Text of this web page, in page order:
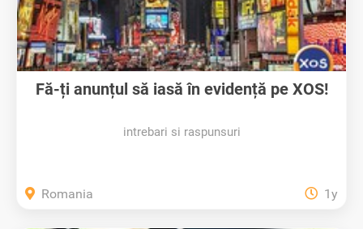
Fă-ți anunțul să iasă în evidență pe XOS!
intrebari si raspunsuri
Romania 1y